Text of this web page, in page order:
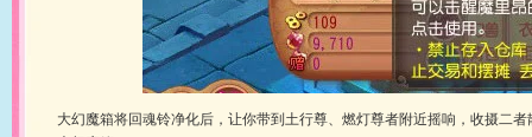
大幻魔箱将回魂铃净化后，让你带到土行尊、燃灯尊者附近摇响，收摄二